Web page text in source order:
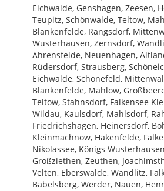
Eichwalde, Genshagen, Zeesen,
Teupitz, Schönwalde, Teltow,
Blankenfelde, Rangsdorf,
Wusterhausen, Zernsdorf,
Ahrensfelde, Neuenhagen,
Rüdersdorf, Strausberg,
Eichwalde, Schönefeld,
Blankenfelde, Mahlow,
Teltow, Stahnsdorf, Falkensee
Wildau, Kaulsdorf, Mahlsdorf,
Friedrichshagen, Heinersdorf,
Kleinmachnow, Hakenfelde,
Nikolassee, Königs
Großziethen, Zeuthen,
Velten, Eberswalde, Wandlitz,
Babelsberg, Werder, Nauen,